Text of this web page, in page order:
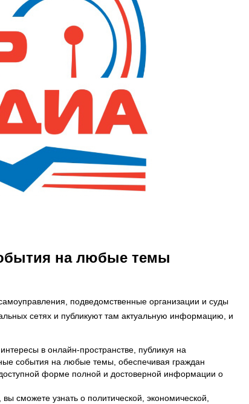
на любые темы
подведомственные организации и суды
сетях и публикуют там актуальную информацию, и
в онлайн-пространстве, публикуя на
события на любые темы, обеспечивая граждан
форме полной и достоверной информации о
сможете узнать о политической, экономической,